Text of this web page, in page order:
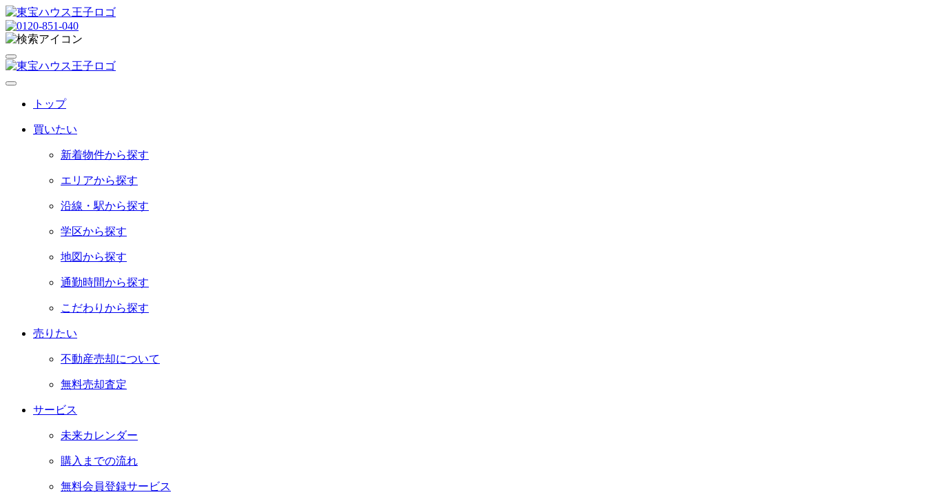
トップ
買いたい
新着物件から探す
エリアから探す
沿線・駅から探す
学区から探す
地図から探す
通勤時間から探す
こだわりから探す
売りたい
不動産売却について
無料売却査定
サービス
未来カレンダー
購入までの流れ
無料会員登録サービス